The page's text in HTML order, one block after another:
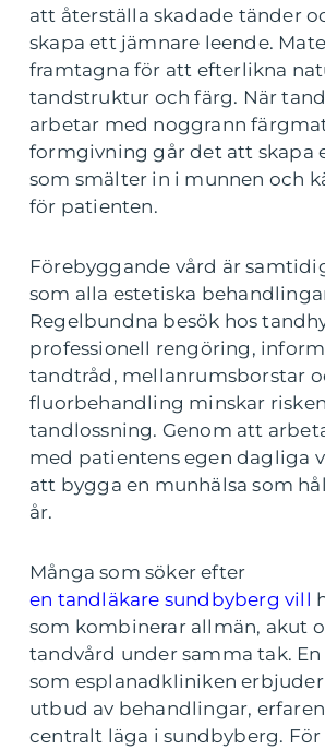
att återställa skadade tänder
skapa ett jämnare leende.
framtagna för att efterlikna
tandstruktur och färg. När
arbetar med noggrann
formgivning går det att skapa
som smälter in i munnen och
för patienten.
Förebyggande vård är
som alla estetiska
Regelbundna besök hos
professionell rengöring,
tandtråd, mellanrumsborstar
fluorbehandling minskar
tandlossning. Genom att
med patientens egen dagliga
att bygga en munhälsa som
år.
Många som söker efter
en tandläkare sundbyberg vill
som kombinerar allmän, akut
tandvård under samma tak.
som esplanadkliniken
utbud av behandlingar,
centralt läga i sundbyberg. För